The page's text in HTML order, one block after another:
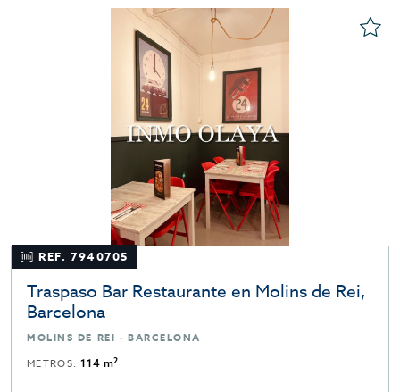
REF. 7940705
Traspaso Bar Restaurante en Molins de Rei,
Barcelona
MOLINS DE REI · BARCELONA
METROS:114 m2